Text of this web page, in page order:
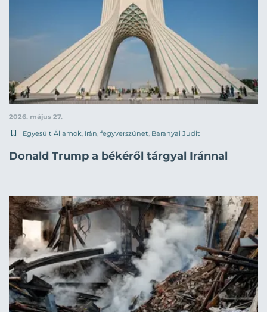
2026. május 27.
Egyesült Államok Irán fegyverszünet Baranyai Judit
Donald Trump a békéről tárgyal Iránnal